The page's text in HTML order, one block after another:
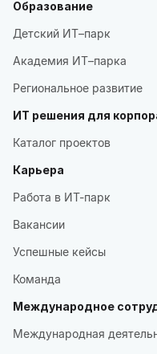
Образование
Детский ИТ–парк
Академия ИТ–парка
Региональное развитие
ИТ решения для
Каталог проектов
Карьера
Работа в ИТ-парк
Вакансии
Успешные кейсы
Команда
Международное
Международная